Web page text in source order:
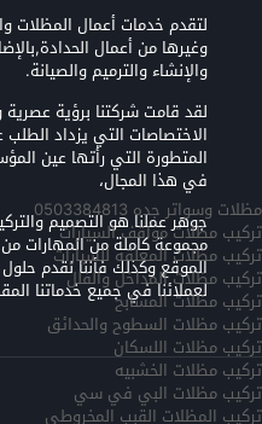
لتقدم خدمات أعمال المظلات
وغيرها من أعمال
والإنشاء والترميم والصيانة.
لقد قامت شركتنا برؤية
الاختصاصات التي يزداد الطلب
المتطورة التي رأتها عين
في هذا المجال،
جوهر عملنا هو التصميم
مجموعة كاملة من المهارات
الموقع وكذلك فأننا نقدم
لعملائنا في جميع خدماتنا
مظلات وسواتر جده 0503384813
تركيب مظلات مواقف السيارات
تركيب مظلات المعلقه للسيارات
تركيب مظلات المداخل والفلل
تركيب مظلات المسابح
تركيب مظلات السطوح والحدائق
تركيب مظلات اللسكان
تركيب مظلات الخشبيه
تركيب مظلات البي في سي
تركيب المظلات القبب المخروطي